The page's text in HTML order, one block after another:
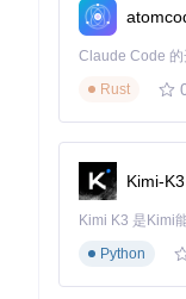
驱动程序优化
超频设置
兼容性检查：
推荐配置方案
手套）提供关键
伤害计算：理解
PoB最强大的功
变量影响分析
场景模拟：考
Rust
Kimi-K3
Python